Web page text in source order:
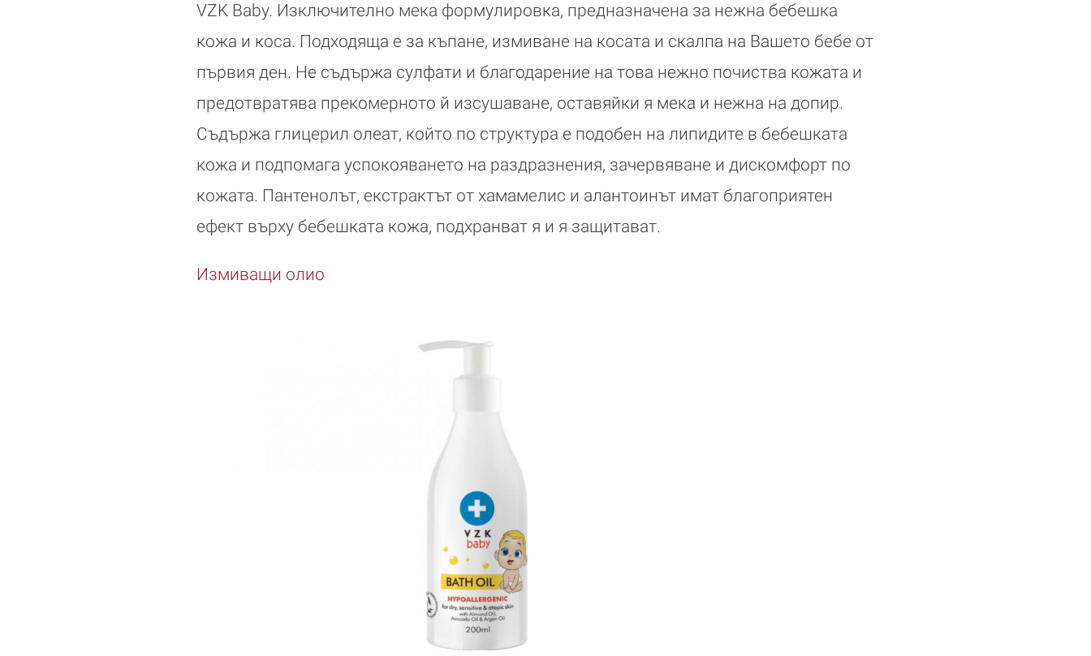
VZK Baby. Изключително мека формулировка, предназначена за нежна бебешка
кожа и коса. Подходяща е за къпане, измиване на косата и скалпа на Вашето бебе от
първия ден. Не съдържа сулфати и благодарение на това нежно почиства кожата и
предотвратява прекомерното й изсушаване, оставяйки я мека и нежна на допир.
Съдържа глицерил олеат, който по структура е подобен на липидите в бебешката
кожа и подпомага успокояването на раздразнения, зачервяване и дискомфорт по
кожата. Пантенолът, екстрактът от хамамелис и алантоинът имат благоприятен
ефект върху бебешката кожа, подхранват я и я защитават.
Измиващи олио